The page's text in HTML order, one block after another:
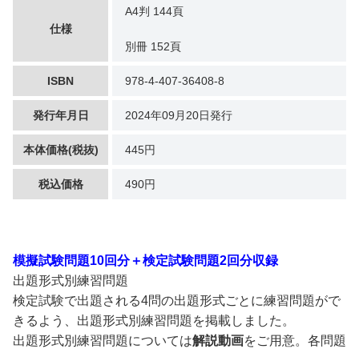
仕様
A4判 144頁
別冊 152頁
ISBN 978-4-407-36408-8
発行年月日 2024年09月20日発行
本体価格(税抜) 445円
税込価格 490円
模擬試験問題10回分＋検定試験問題2回分収録
出題形式別練習問題
検定試験で出題される4問の出題形式ごとに練習問題がで
きるよう、出題形式別練習問題を掲載しました。
出題形式別練習問題については解説動画をご用意。各問題